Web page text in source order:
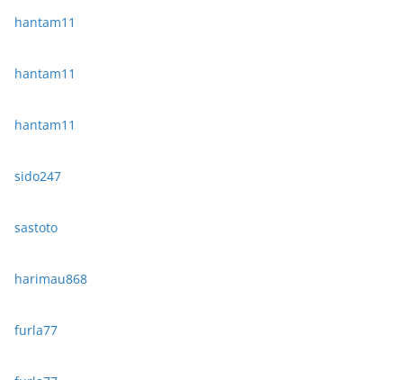
hantam11
hantam11
hantam11
sido247
sastoto
harimau868
furla77